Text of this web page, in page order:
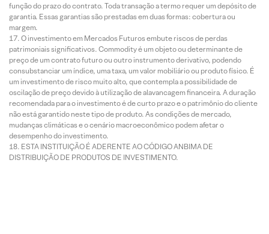
função do prazo do contrato. Toda transação a termo requer um depósito de
garantia. Essas garantias são prestadas em duas formas: cobertura ou
margem.
O investimento em Mercados Futuros embute riscos de perdas
patrimoniais significativos. Commodity é um objeto ou determinante de
preço de um contrato futuro ou outro instrumento derivativo, podendo
consubstanciar um índice, uma taxa, um valor mobiliário ou produto físico. É
um investimento de risco muito alto, que contempla a possibilidade de
oscilação de preço devido à utilização de alavancagem financeira. A duração
recomendada para o investimento é de curto prazo e o patrimônio do cliente
não está garantido neste tipo de produto. As condições de mercado,
mudanças climáticas e o cenário macroeconômico podem afetar o
desempenho do investimento.
ESTA INSTITUIÇÃO É ADERENTE AO CÓDIGO ANBIMA DE
DISTRIBUIÇÃO DE PRODUTOS DE INVESTIMENTO.